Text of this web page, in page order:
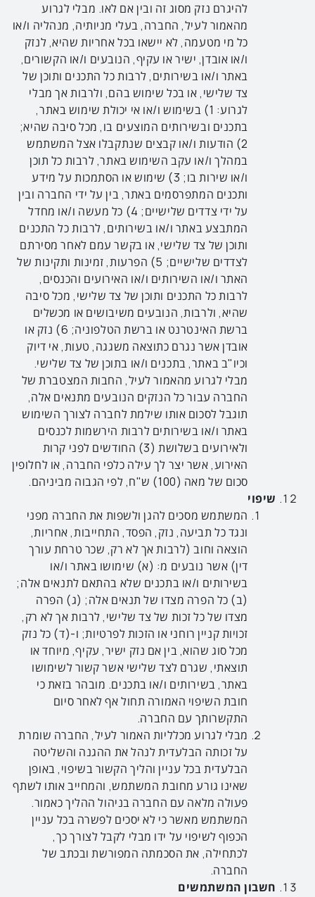
להיגרם נזק מסוג זה ובין אם לאו. מבלי לגרוע
מהאמור לעיל, החברה, בעלי מניותיה, מנהליה ו/או
כל מי מטעמה, לא יישאו בכל אחריות שהיא, לנזק
ו/או אובדן, ישיר או עקיף, הנובעים ו/או הקשורים,
באתר ו/או בשירותים, לרבות כל התכנים ותוכן של
צד שלישי, או בכל שימוש בהם, ולרבות אך מבלי
לגרוע: 1) בשימוש ו/או אי יכולת שימוש באתר,
בתכנים ובשירותים המוצעים בו, מכל סיבה שהיא;
2) הודעות ו/או קבצים שנתקבלו אצל המשתמש
במהלך ו/או עקב השימוש באתר, לרבות כל תוכן
ו/או שירות בו; 3) שימוש או הסתמכות על מידע
ותכנים המתפרסמים באתר, בין על ידי החברה ובין
על ידי צדדים שלישיים; 4) כל מעשה ו/או מחדל
המתבצע באתר ו/או בשירותים, לרבות כל התכנים
ותוכן של צד שלישי, או בקשר עמם לאחר מסירתם
לצדדים שלישיים; 5) הפרעות, זמינות ותקינות של
האתר ו/או השירותים ו/או האירועים והכנסים,
לרבות כל התכנים ותוכן של צד שלישי, מכל סיבה
שהיא, ולרבות, הנובעים משיבושים או מכשלים
ברשת האינטרנט או ברשת הטלפוניה; 6) נזק או
אובדן אשר נגרם כתוצאה משגגה, טעות, אי דיוק
וכיו"ב באתר, בתכנים ו/או בתוכן של צד שלישי.
מבלי לגרוע מהאמור לעיל, החבות המצטברת של
החברה עבור כל הנזקים הנובעים מתנאים אלה,
תוגבל לסכום אותו שילמת לחברה לצורך השימוש
באתר ו/או בשירותים לרבות הירשמות לכנסים
ולאירועים בשלושת (3) החודשים לפני קרות
האירוע, אשר יצר לך עילה כלפי החברה, או לחלופין
סכום של מאה (100) ש"ח, לפי הגבוה מביניהם.
שיפוי
המשתמש מסכים להגן ולשפות את החברה מפני
ונגד כל תביעה, נזק, הפסד, התחייבות, אחריות,
הוצאה וחוב (לרבות אך לא רק, שכר טרחת עורך
דין) אשר נובעים מ: (א) שימושו באתר ו/או
בשירותים ו/או בתכנים שלא בהתאם לתנאים אלה;
(ב) כל הפרה מצדו של תנאים אלה; (ג) הפרה
מצדו של כל זכות של צד שלישי, לרבות אך לא רק,
זכויות קניין רוחני או הזכות לפרטיות; ו-(ד) כל נזק
מכל סוג שהוא, בין אם נזק ישיר, עקיף, מיוחד או
תוצאתי, שגרם לצד שלישי אשר קשור לשימושו
באתר, בשירותים ו/או בתכנים. מובהר בזאת כי
חובת השיפוי האמורה תחול אף לאחר סיום
התקשרותך עם החברה.
מבלי לגרוע מכלליות האמור לעיל, החברה שומרת
על זכותה הבלעדית לנהל את ההגנה והשליטה
הבלעדית בכל עניין והליך הקשור בשיפוי, באופן
שאינו גורע מחובת המשתמש, והמחייב אותו לשתף
פעולה מלאה עם החברה בניהול ההליך כאמור.
המשתמש מאשר כי לא יסכים לפשרה בכל עניין
הכפוף לשיפוי על ידו מבלי לקבל לצורך כך,
לכתחילה, את הסכמתה המפורשת ובכתב של
החברה.
חשבון המשתמשים